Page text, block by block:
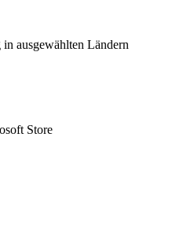
ausgewählten Ländern
Store